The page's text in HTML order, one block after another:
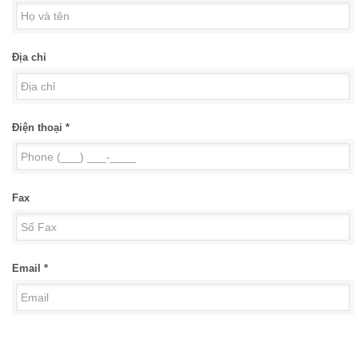
Địa chỉ
Điện thoại *
Fax
Email *